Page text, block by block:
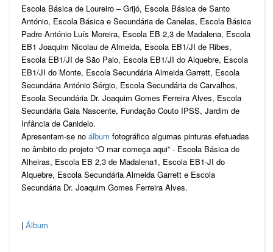
Escola Básica de Loureiro – Grijó, Escola Básica de Santo
António, Escola Básica e Secundária de Canelas, Escola Básica
Padre António Luís Moreira, Escola EB 2,3 de Madalena, Escola
EB1 Joaquim Nicolau de Almeida, Escola EB1/JI de Ribes,
Escola EB1/JI de São Paio, Escola EB1/JI do Alquebre, Escola
EB1/JI do Monte, Escola Secundária Almeida Garrett, Escola
Secundária António Sérgio, Escola Secundária de Carvalhos,
Escola Secundária Dr. Joaquim Gomes Ferreira Alves, Escola
Secundária Gaia Nascente, Fundação Couto IPSS, Jardim de
Infância de Canidelo.
Apresentam-se no álbum fotográfico algumas pinturas efetuadas
no âmbito do projeto “O mar começa aqui” - Escola Básica de
Alheiras, Escola EB 2,3 de Madalena1, Escola EB1-JI do
Alquebre, Escola Secundária Almeida Garrett e Escola
Secundária Dr. Joaquim Gomes Ferreira Alves.
| Álbum